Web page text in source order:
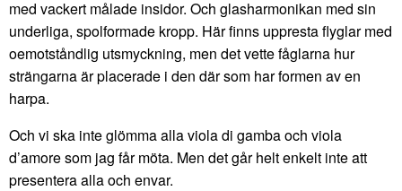
med vackert målade insidor. Och glasharmonikan med sin
underliga, spolformade kropp. Här finns uppresta flyglar med
oemotståndlig utsmyckning, men det vette fåglarna hur
strängarna är placerade i den där som har formen av en
harpa.
Och vi ska inte glömma alla viola di gamba och viola
d’amore som jag får möta. Men det går helt enkelt inte att
presentera alla och envar.